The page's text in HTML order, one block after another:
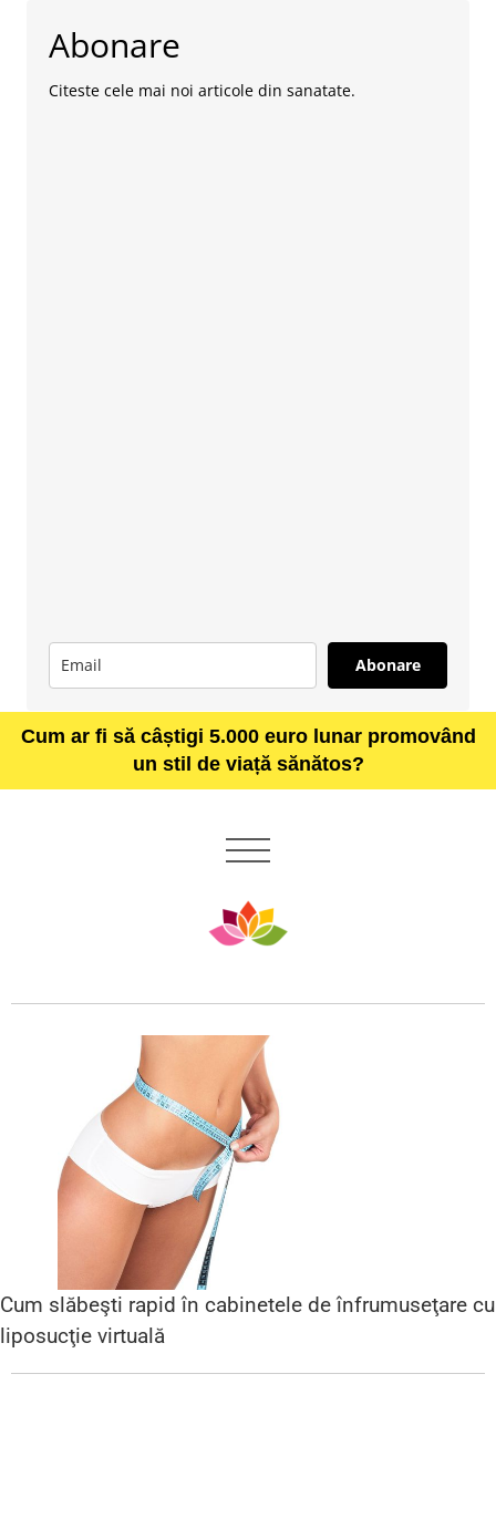
Abonare
Citeste cele mai noi articole din sanatate.
Abonare
Cum ar fi să câștigi 5.000 euro lunar promovând
un stil de viață sănătos?
Cum slăbeşti rapid în cabinetele de înfrumuseţare cu
liposucţie virtuală